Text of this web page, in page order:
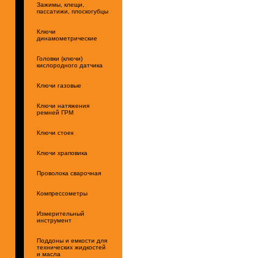
Зажимы, клещи,
пассатижи, плоскогубцы
Ключи
динамометрические
Головки (ключи)
кислородного датчика
Ключи газовые
Ключи натяжения
ремней ГРМ
Ключи стоек
Ключи храповика
Проволока сварочная
Компрессометры
Измерительный
инструмент
Поддоны и емкости для
технических жидкостей
и масла